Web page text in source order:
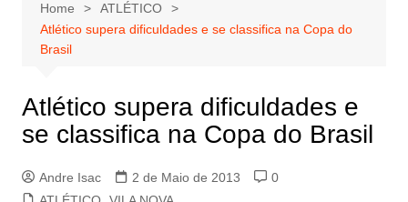
Home
ATLÉTICO
Atlético supera dificuldades e se classifica na Copa do
Brasil
Atlético supera dificuldades e
se classifica na Copa do Brasil
Andre Isac 2 de Maio de 2013
0